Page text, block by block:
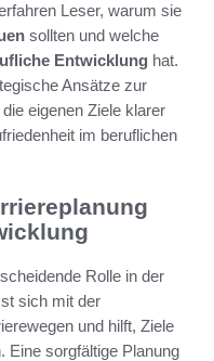
Leser, warum sie
sollten und welche
Entwicklung hat.
Ansätze zur
eigenen Ziele klarer
im beruflichen
Rolle in der
sich mit der
und hilft, Ziele
Eine sorgfältige Planung